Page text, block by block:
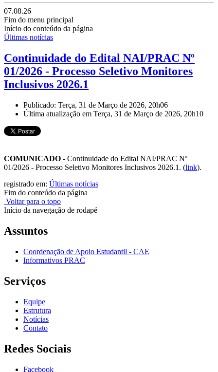
07.08.26
Fim do menu principal
Início do conteúdo da página
Últimas notícias
Continuidade do Edital NAI/PRAC Nº
01/2026 - Processo Seletivo Monitores
Inclusivos 2026.1
Publicado: Terça, 31 de Março de 2026, 20h06
Última atualização em Terça, 31 de Março de 2026, 20h10
COMUNICADO - Continuidade do Edital NAI/PRAC Nº
01/2026 - Processo Seletivo Monitores Inclusivos 2026.1. (link).
registrado em: Últimas notícias
Fim do conteúdo da página
Voltar para o topo
Início da navegação de rodapé
Assuntos
Coordenação de Apoio Estudantil - CAE
Informativos PRAC
Serviços
Equipe
Estrutura
Notícias
Contato
Redes Sociais
Facebook